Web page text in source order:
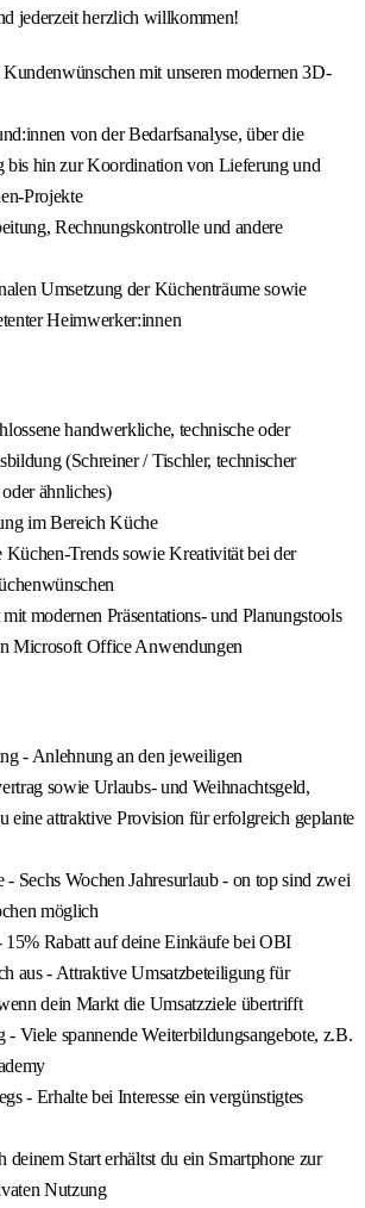
jederzeit herzlich willkommen!
mit unseren modernen 3D-
von der Bedarfsanalyse, über die
bis hin zur Koordination von Lieferung und
Projekte
Rechnungskontrolle und andere
Umsetzung der Küchenträume sowie
Heimwerker:innen
handwerkliche, technische oder
(Schreiner / Tischler, technischer
ähnliches)
im Bereich Küche
Küchen-Trends sowie Kreativität bei der
modernen Präsentations- und Planungstools
Microsoft Office Anwendungen
- Anlehnung an den jeweiligen
sowie Urlaubs- und Weihnachtsgeld,
eine attraktive Provision für erfolgreich geplante
Sechs Wochen Jahresurlaub - on top sind zwei
möglich
15% Rabatt auf deine Einkäufe bei OBI
aus - Attraktive Umsatzbeteiligung für
dein Markt die Umsatzziele übertrifft
Viele spannende Weiterbildungsangebote, z.B.
- Erhalte bei Interesse ein vergünstigtes
deinem Start erhältst du ein Smartphone zur
Nutzung